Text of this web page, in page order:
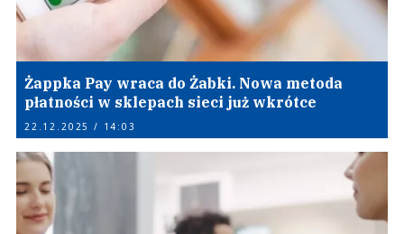
Żappka Pay wraca do Żabki. Nowa metoda
płatności w sklepach sieci już wkrótce
22.12.2025 / 14:03